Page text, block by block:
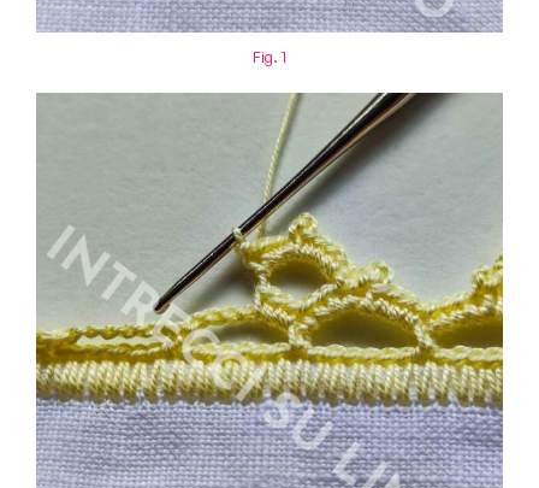
Fig. 1